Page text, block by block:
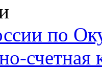
по
счетная